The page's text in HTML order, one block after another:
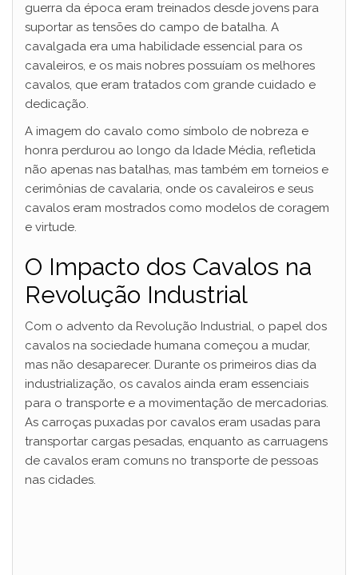
guerra da época eram treinados desde jovens para
suportar as tensões do campo de batalha. A
cavalgada era uma habilidade essencial para os
cavaleiros, e os mais nobres possuíam os melhores
cavalos, que eram tratados com grande cuidado e
dedicação.
A imagem do cavalo como símbolo de nobreza e
honra perdurou ao longo da Idade Média, refletida
não apenas nas batalhas, mas também em torneios e
cerimônias de cavalaria, onde os cavaleiros e seus
cavalos eram mostrados como modelos de coragem
e virtude.
O Impacto dos Cavalos na
Revolução Industrial
Com o advento da Revolução Industrial, o papel dos
cavalos na sociedade humana começou a mudar,
mas não desaparecer. Durante os primeiros dias da
industrialização, os cavalos ainda eram essenciais
para o transporte e a movimentação de mercadorias.
As carroças puxadas por cavalos eram usadas para
transportar cargas pesadas, enquanto as carruagens
de cavalos eram comuns no transporte de pessoas
nas cidades.